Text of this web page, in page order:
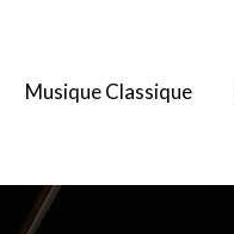
Musique Classique